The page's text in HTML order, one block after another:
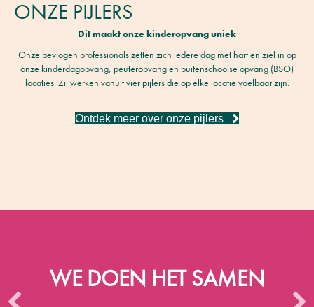
ONZE PIJLERS
Dit maakt onze kinderopvang uniek
Onze bevlogen professionals zetten zich iedere dag met hart en ziel in op
onze kinderdagopvang, peuteropvang en buitenschoolse opvang (BSO)
locaties.Zij werken vanuit vier pijlers die op elke locatie voelbaar zijn.
Ontdek meer over onze pijlers
WE DOEN HET SAMEN